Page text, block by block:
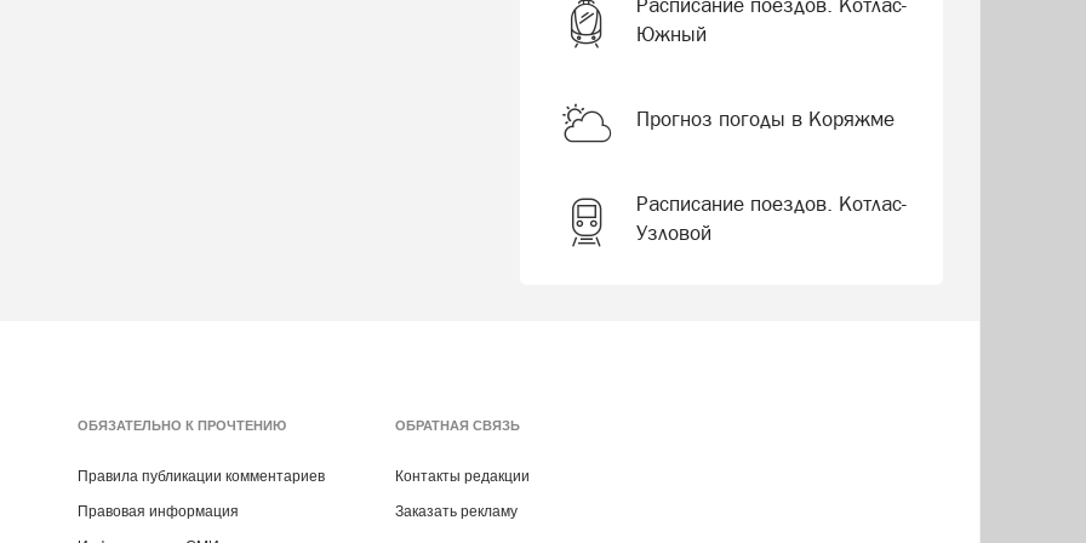
Южный
Прогноз погоды в Коряжме
Расписание поездов. Котлас-
Узловой
ОБЯЗАТЕЛЬНО К ПРОЧТЕНИЮ
Правила публикации комментариев
Правовая информация
ОБРАТНАЯ СВЯЗЬ
Контакты редакции
Заказать рекламу